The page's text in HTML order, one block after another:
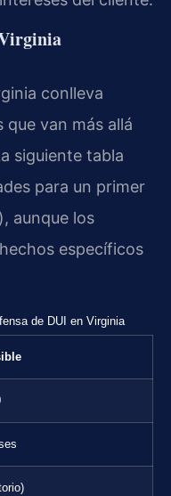
conlleva
van más allá
siguiente tabla
para un primer
aunque los
específicos
de DUI en Virginia